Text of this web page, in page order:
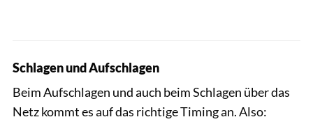
Schlagen und Aufschlagen
Beim Aufschlagen und auch beim Schlagen über das
Netz kommt es auf das richtige Timing an. Also: